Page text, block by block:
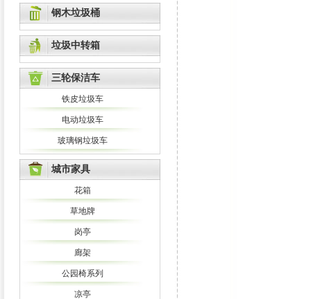
钢木垃圾桶
垃圾中转箱
三轮保洁车
铁皮垃圾车
电动垃圾车
玻璃钢垃圾车
城市家具
花箱
草地牌
岗亭
廊架
公园椅系列
凉亭